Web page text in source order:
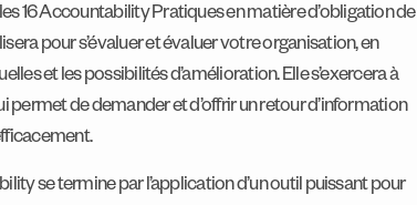
16 Accountability Pratiques en matière d’obligation de
pour s’évaluer et évaluer votre organisation, en
et les possibilités d’amélioration. Elle s’exercera à
permet de demander et d’offrir un retour d’information
se termine par l’application d’un outil puissant pour